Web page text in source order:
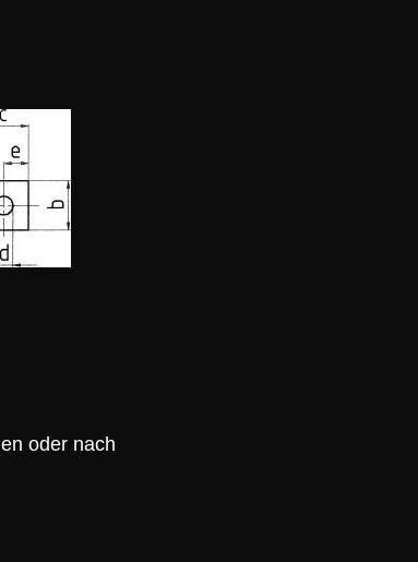
oder nach